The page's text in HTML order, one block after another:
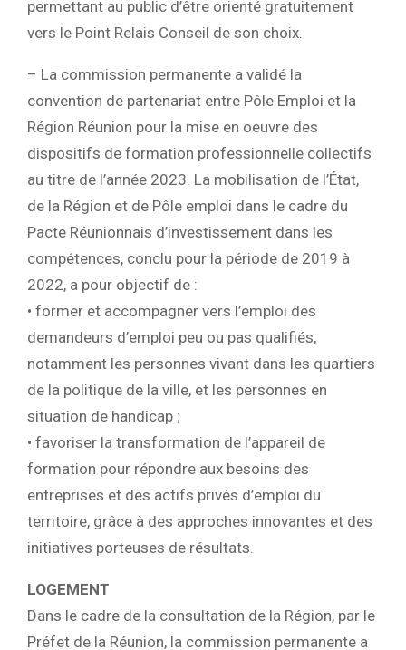
permettant au public d’être orienté gratuitement
vers le Point Relais Conseil de son choix.
– La commission permanente a validé la
convention de partenariat entre Pôle Emploi et la
Région Réunion pour la mise en oeuvre des
dispositifs de formation professionnelle collectifs
au titre de l’année 2023. La mobilisation de l’État,
de la Région et de Pôle emploi dans le cadre du
Pacte Réunionnais d’investissement dans les
compétences, conclu pour la période de 2019 à
2022, a pour objectif de :
• former et accompagner vers l’emploi des
demandeurs d’emploi peu ou pas qualifiés,
notamment les personnes vivant dans les quartiers
de la politique de la ville, et les personnes en
situation de handicap ;
• favoriser la transformation de l’appareil de
formation pour répondre aux besoins des
entreprises et des actifs privés d’emploi du
territoire, grâce à des approches innovantes et des
initiatives porteuses de résultats.
LOGEMENT
Dans le cadre de la consultation de la Région, par le
Préfet de la Réunion, la commission permanente a